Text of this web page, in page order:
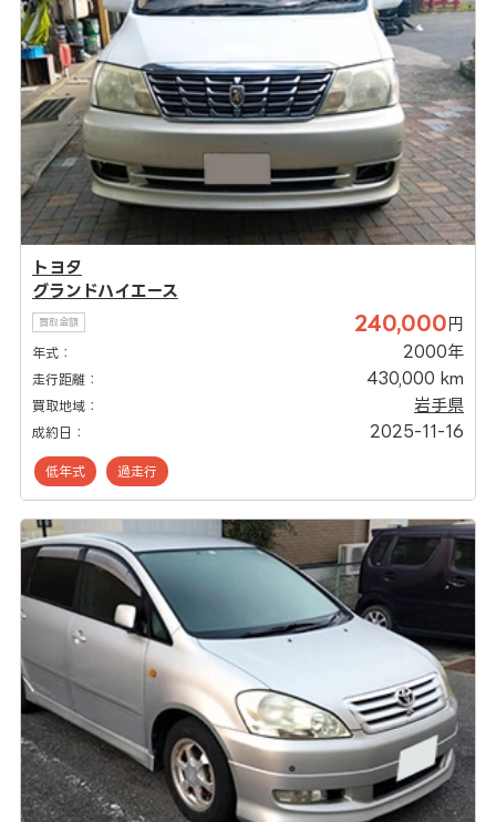
トヨタ
グランドハイエース
買取金額 240,000 円
年式： 2000年
走行距離： 430,000 km
買取地域： 岩手県
成約日： 2025-11-16
低年式 過走行